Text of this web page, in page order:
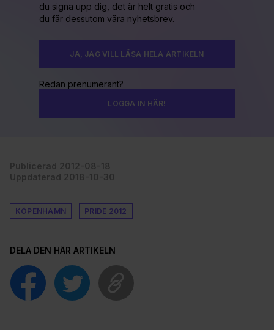
du signa upp dig, det är helt gratis och
du får dessutom våra nyhetsbrev.
JA, JAG VILL LÄSA HELA ARTIKELN
Redan prenumerant?
LOGGA IN HÄR!
Publicerad 2012-08-18
Uppdaterad 2018-10-30
KÖPENHAMN PRIDE 2012
DELA DEN HÄR ARTIKELN